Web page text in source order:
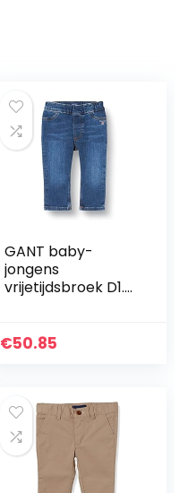
GANT baby-
jongens
vrijetijdsbroek D1.
€50.85